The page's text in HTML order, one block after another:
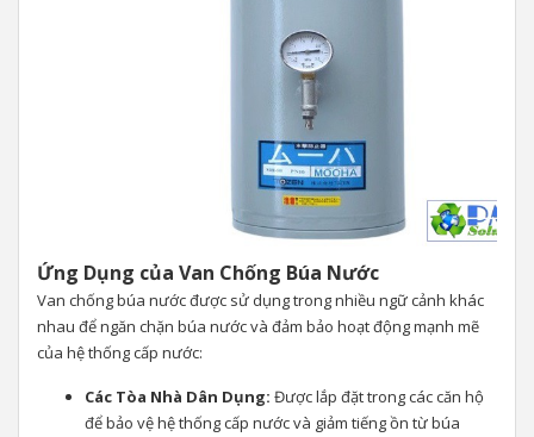
Ứng Dụng của Van Chống Búa Nước
Van chống búa nước được sử dụng trong nhiều ngữ cảnh khác
nhau để ngăn chặn búa nước và đảm bảo hoạt động mạnh mẽ
của hệ thống cấp nước:
Các Tòa Nhà Dân Dụng: Được lắp đặt trong các căn hộ
để bảo vệ hệ thống cấp nước và giảm tiếng ồn từ búa